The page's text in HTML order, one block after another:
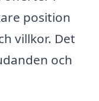
position
villkor. Det
och